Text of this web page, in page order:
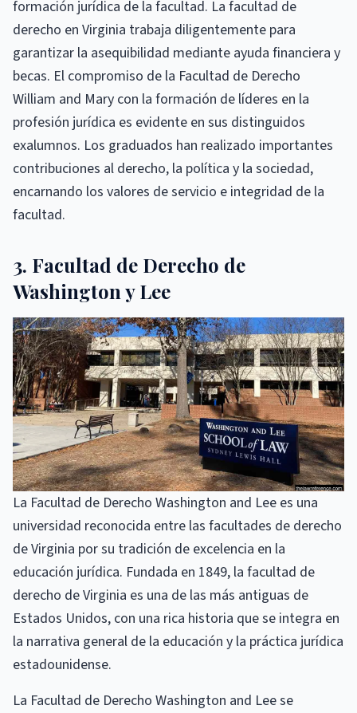
formación jurídica de la facultad. La facultad de
derecho en Virginia trabaja diligentemente para
garantizar la asequibilidad mediante ayuda financiera y
becas. El compromiso de la Facultad de Derecho
William and Mary con la formación de líderes en la
profesión jurídica es evidente en sus distinguidos
exalumnos. Los graduados han realizado importantes
contribuciones al derecho, la política y la sociedad,
encarnando los valores de servicio e integridad de la
facultad.
3. Facultad de Derecho de
Washington y Lee
La Facultad de Derecho Washington and Lee es una
universidad reconocida entre las facultades de derecho
de Virginia por su tradición de excelencia en la
educación jurídica. Fundada en 1849, la facultad de
derecho de Virginia es una de las más antiguas de
Estados Unidos, con una rica historia que se integra en
la narrativa general de la educación y la práctica jurídica
estadounidense.
La Facultad de Derecho Washington and Lee se